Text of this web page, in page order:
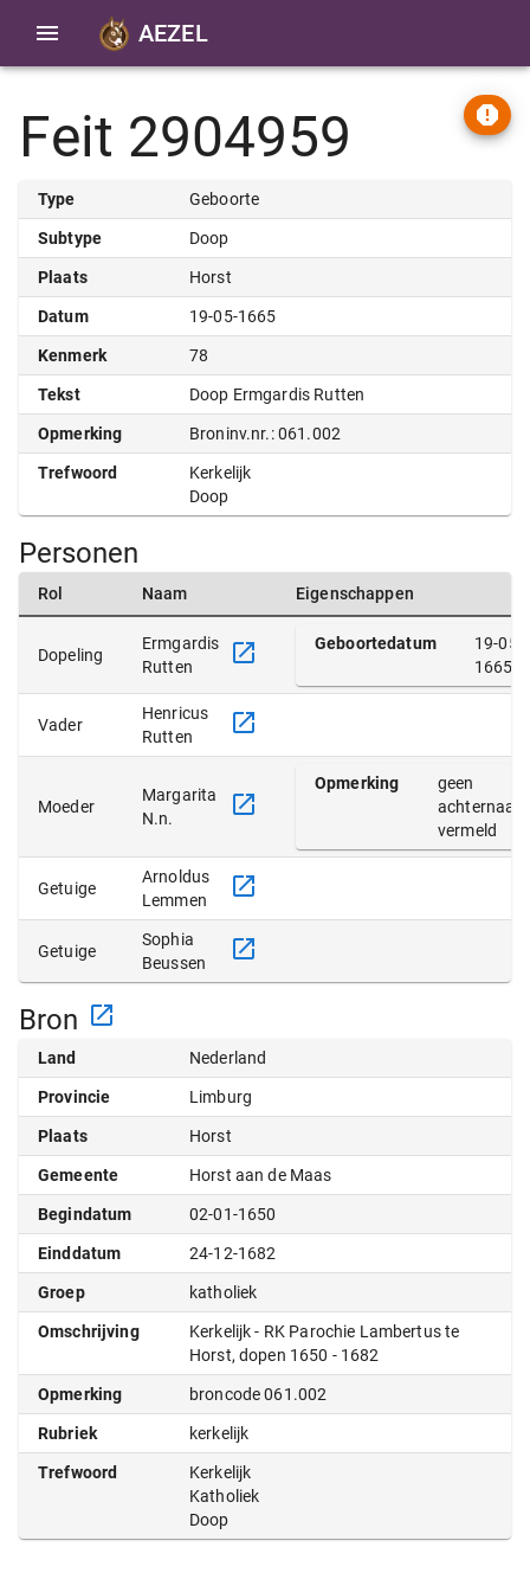
AEZEL
Feit 2904959
Type Geboorte
Subtype Doop
Plaats Horst
Datum 19-05-1665
Kenmerk 78
Tekst Doop Ermgardis Rutten
Opmerking Broninv.nr.: 061.002
Trefwoord
Kerkelijk
Doop
Personen
Rol Naam Eigenschappen
Dopeling
Ermgardis
Rutten
Geboortedatum
19-05-
1665
Vader
Henricus
Rutten
Moeder
Margarita
N.n.
Opmerking
geen
achternaam
vermeld
Getuige
Arnoldus
Lemmen
Getuige
Sophia
Beussen
Bron
Land Nederland
Provincie Limburg
Plaats Horst
Gemeente Horst aan de Maas
Begindatum 02-01-1650
Einddatum 24-12-1682
Groep katholiek
Omschrijving
Kerkelijk - RK Parochie Lambertus te
Horst, dopen 1650 - 1682
Opmerking broncode 061.002
Rubriek kerkelijk
Trefwoord
Kerkelijk
Katholiek
Doop